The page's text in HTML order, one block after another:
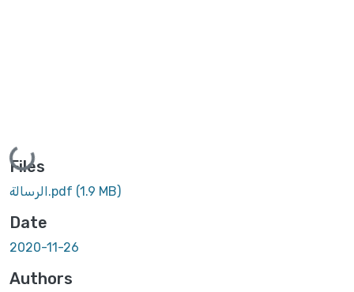
Loading...
Files
الرسالة.pdf (1.9 MB)
Date
2020-11-26
Authors